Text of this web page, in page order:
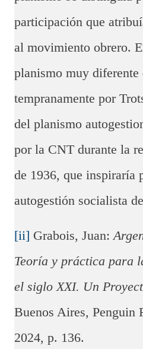
participación que
al movimiento obrero.
planismo muy
tempranamente por
del planismo
por la CNT durante la
de 1936, que inspiraría
autogestión socialista
[ii] Grabois, Juan:
Teoría y práctica para
el siglo XXI. Un
Buenos Aires, Penguin
2024, p. 136.